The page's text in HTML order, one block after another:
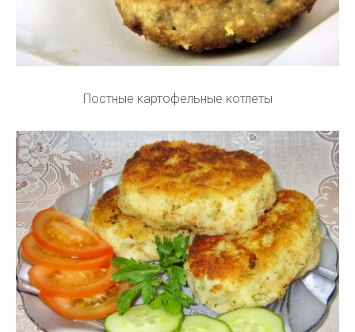
Постные картофельные котлеты